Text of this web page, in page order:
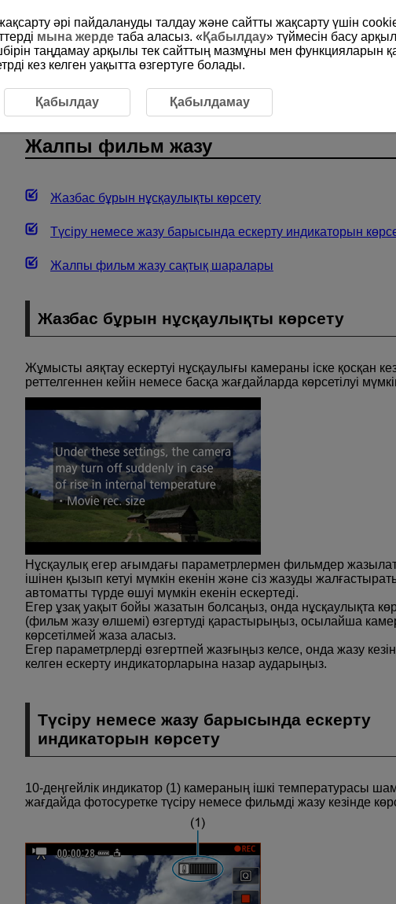
жазу
Жалпы фильм жазу
Жазбас бұрын нұсқаулықты көрсету
Түсіру немесе жазу барысында ескерту индикаторын
Жалпы фильм жазу сақтық шаралары
Жазбас бұрын нұсқаулықты көрсету
Жұмысты аяқтау ескертуі нұсқаулығы камераны іске қосқан
реттелгеннен кейін немесе басқа жағдайларда көрсетілуі
Нұсқаулық егер ағымдағы параметрлермен фильмдер
ішінен қызып кетуі мүмкін екенін және сіз жазуды
автоматты түрде өшуі мүмкін екенін ескертеді.
Егер ұзақ уақыт бойы жазатын болсаңыз, онда нұсқаулықта
(фильм жазу өлшемі) өзгертуді қарастырыңыз, осылайша
көрсетілмей жаза аласыз.
Егер параметрлерді өзгертпей жазғыңыз келсе, онда жазу
келген ескерту индикаторларына назар аударыңыз.
Түсіру немесе жазу барысында ескерту
индикаторын көрсету
10-деңгейлік индикатор (1) камераның ішкі температурасы
жағдайда фотосуретке түсіру немесе фильмді жазу кезінде
әрі пайдалануды талдау және сайтты жақсарту үшін
мына жерде таба аласыз. «Қабылдау» түймесін басу
таңдамау арқылы тек сайттың мазмұны мен функцияларын
кез келген уақытта өзгертуге болады.
Қабылдау Қабылдамау